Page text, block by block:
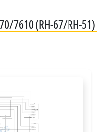
7610 (RH-67/RH-51)